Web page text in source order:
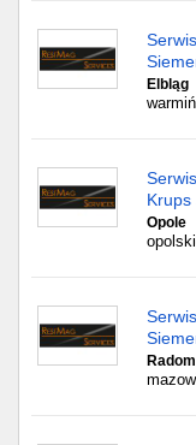
Elbląg
Krups
Opole
Radom